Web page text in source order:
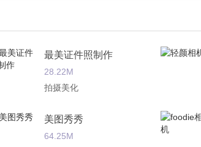
最美证件照制作
28.22M
拍摄美化
美图秀秀
64.25M